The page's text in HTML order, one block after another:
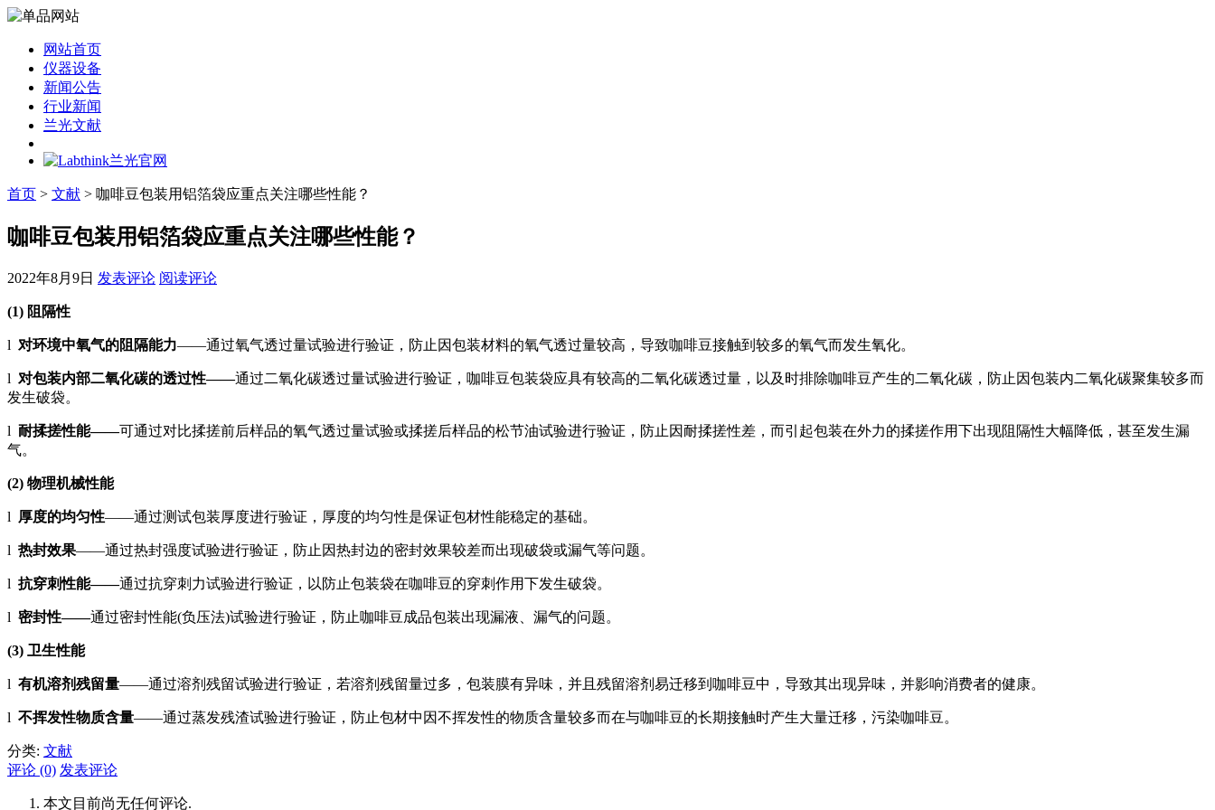
网站首页
仪器设备
新闻公告
行业新闻
兰光文献
首页 > 文献 > 咖啡豆包装用铝箔袋应重点关注哪些性能？
咖啡豆包装用铝箔袋应重点关注哪些性能？
2022年8月9日 发表评论 阅读评论
(1) 阻隔性
l 对环境中氧气的阻隔能力——通过氧气透过量试验进行验证，防止因包装材料的氧气透过量较高，导致咖啡豆接触到较多的氧气而发生氧化。
l 对包装内部二氧化碳的透过性——通过二氧化碳透过量试验进行验证，咖啡豆包装袋应具有较高的二氧化碳透过量，以及时排除咖啡豆产生的二氧化碳，防止因包装内二氧化碳聚集较多而
发生破袋。
l 耐揉搓性能——可通过对比揉搓前后样品的氧气透过量试验或揉搓后样品的松节油试验进行验证，防止因耐揉搓性差，而引起包装在外力的揉搓作用下出现阻隔性大幅降低，甚至发生漏
气。
(2) 物理机械性能
l 厚度的均匀性——通过测试包装厚度进行验证，厚度的均匀性是保证包材性能稳定的基础。
l 热封效果——通过热封强度试验进行验证，防止因热封边的密封效果较差而出现破袋或漏气等问题。
l 抗穿刺性能——通过抗穿刺力试验进行验证，以防止包装袋在咖啡豆的穿刺作用下发生破袋。
l 密封性——通过密封性能(负压法)试验进行验证，防止咖啡豆成品包装出现漏液、漏气的问题。
(3) 卫生性能
l 有机溶剂残留量——通过溶剂残留试验进行验证，若溶剂残留量过多，包装膜有异味，并且残留溶剂易迁移到咖啡豆中，导致其出现异味，并影响消费者的健康。
l 不挥发性物质含量——通过蒸发残渣试验进行验证，防止包材中因不挥发性的物质含量较多而在与咖啡豆的长期接触时产生大量迁移，污染咖啡豆。
分类: 文献
评论 (0) 发表评论
本文目前尚无任何评论.